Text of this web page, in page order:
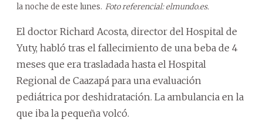
la noche de este lunes. Foto referencial: elmundo.es.
El doctor Richard Acosta, director del Hospital de
Yuty, habló tras el fallecimiento de una beba de 4
meses que era trasladada hasta el Hospital
Regional de Caazapá para una evaluación
pediátrica por deshidratación. La ambulancia en la
que iba la pequeña volcó.